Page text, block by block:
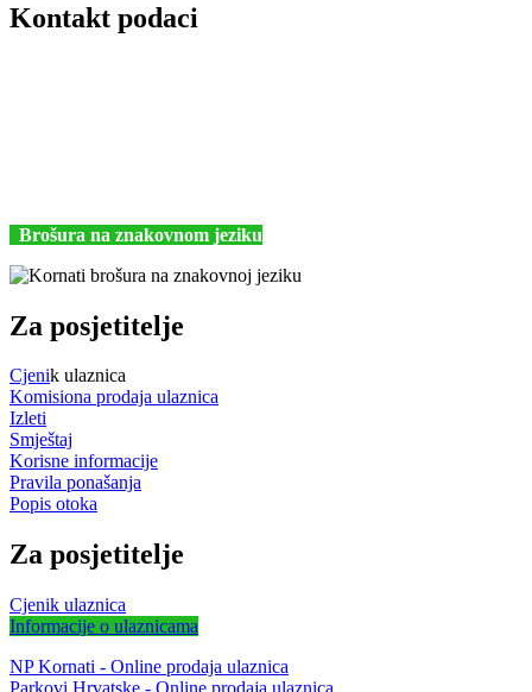
Kontakt podaci
Brošura na znakovnom jeziku
Za posjetitelje
Cjenik ulaznica
Komisiona prodaja ulaznica
Izleti
Smještaj
Korisne informacije
Pravila ponašanja
Popis otoka
Za posjetitelje
Cjenik ulaznica
Informacije o ulaznicama
NP Kornati - Online prodaja ulaznica